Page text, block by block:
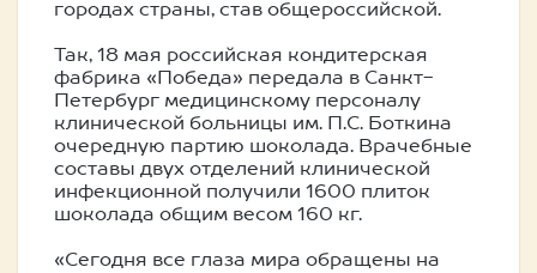
городах страны, став общероссийской.
Так, 18 мая российская кондитерская
фабрика «Победа» передала в Санкт-
Петербург медицинскому персоналу
клинической больницы им. П.С. Боткина
очередную партию шоколада. Врачебные
составы двух отделений клинической
инфекционной получили 1600 плиток
шоколада общим весом 160 кг.
«Сегодня все глаза мира обращены на